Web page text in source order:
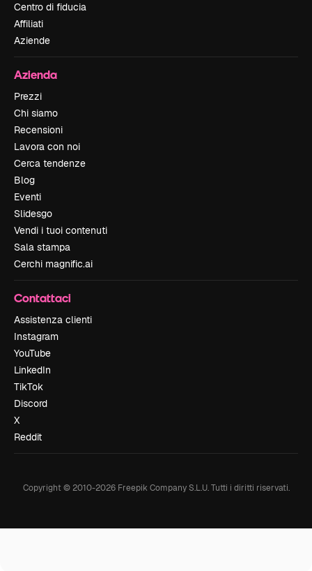
Centro di fiducia
Affiliati
Aziende
Azienda
Prezzi
Chi siamo
Recensioni
Lavora con noi
Cerca tendenze
Blog
Eventi
Slidesgo
Vendi i tuoi contenuti
Sala stampa
Cerchi magnific.ai
Contattaci
Assistenza clienti
Instagram
YouTube
LinkedIn
TikTok
Discord
X
Reddit
Copyright © 2010-2026Freepik Company S.L.U. Tutti i diritti riservati.